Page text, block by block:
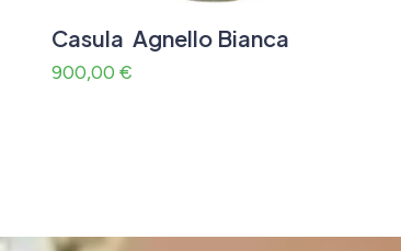
Casula Agnello Bianca
900,00 €